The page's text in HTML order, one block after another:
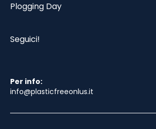
Plogging Day
Seguici!
Per info:
info@plasticfreeonlus.it